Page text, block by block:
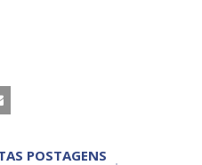
POSTAGENS